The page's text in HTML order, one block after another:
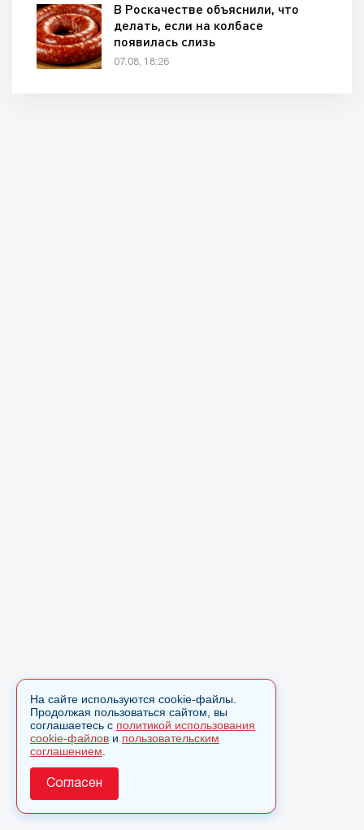
В Роскачестве объяснили, что
делать, если на колбасе
появилась слизь
07.08, 18:26
На сайте используются cookie-файлы.
Продолжая пользоваться сайтом, вы
соглашаетесь с политикой использования
cookie-файлов и пользовательским
соглашением
Согласен